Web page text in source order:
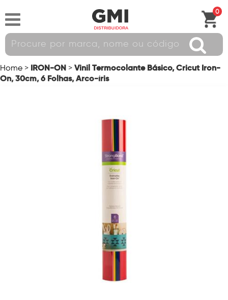
0
Home > IRON-ON > Vinil Termocolante Básico, Cricut Iron-
On, 30cm, 6 Folhas, Arco-íris